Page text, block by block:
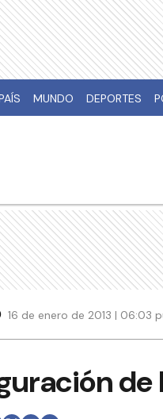
MUNDO DEPORTES
16 de enero de 2013 | 06:03
de